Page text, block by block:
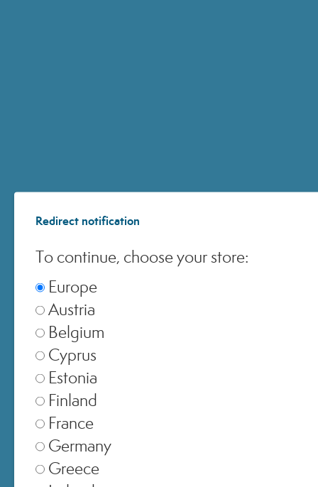
Redirect notification
To continue, choose your store:
Europe
Austria
Belgium
Cyprus
Estonia
Finland
France
Germany
Greece